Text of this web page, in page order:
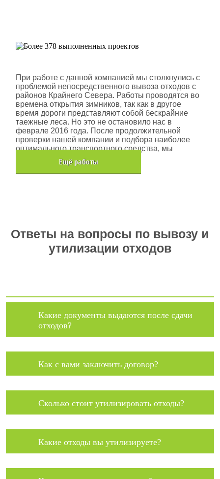
При работе с данной компанией мы столкнулись с
проблемой непосредственного вывоза отходов с
районов Крайнего Севера. Работы проводятся во
времена открытия зимников, так как в другое
время дороги представляют собой бескрайние
таежные леса. Но это не остановило нас в
феврале 2016 года. После продолжительной
проверки нашей компании и подбора наиболее
оптимального транспортного средства, мы
помогли данной компании.
Eщё работы
Ответы на вопросы по вывозу и
утилизации отходов
Какие документы выдаются после сдачи
отходов?
Как с вами заключить договор?
Сколько стоит утилизировать отходы?
Какие отходы вы утилизируете?